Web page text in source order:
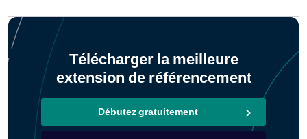
Télécharger la meilleure
extension de référencement
Débutez gratuitement